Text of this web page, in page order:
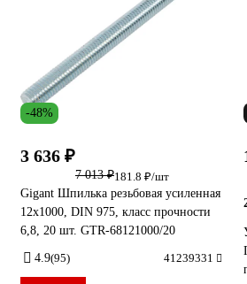
-48%
3 636 ₽
7 013 ₽181.8 ₽/шт
Gigant Шпилька резьбовая усиленная
12x1000, DIN 975, класс прочности
6,8, 20 шт. GTR-68121000/20
4.9(95) 41239331